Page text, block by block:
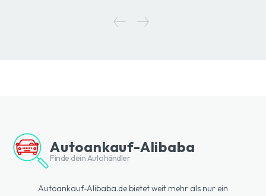
Autoankauf-Alibaba
Finde dein Autohändler
Autoankauf-Alibaba.de bietet weit mehr als nur ein